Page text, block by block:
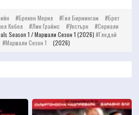
Брекен Мерил Гил Бирмингам
Брет
Кебел Люк Граймс Уестърн
Сериали
Season 1 / Маршали Сезон 1 (2026) Гледай
Маршали Сезон 1 (2026)